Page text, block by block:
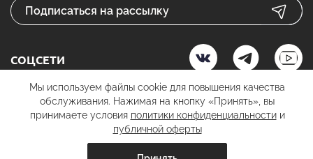
СОЦСЕТИ
К ОПЛАТЕ
Мы используем файлы cookie для повышения качества
обслуживания. Нажимая на кнопку «Принять», вы
принимаете условия политики конфиденциальностии
публичной оферты